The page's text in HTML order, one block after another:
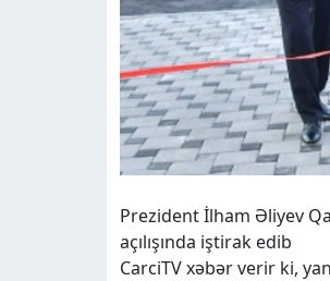
Prezident İlham Əliyev
açılışında iştirak edib
CarciTV xəbər verir ki,